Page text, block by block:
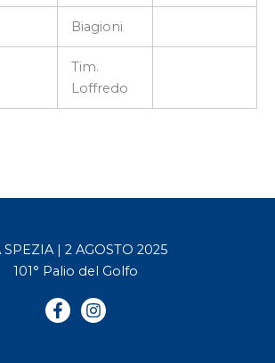
Biagioni
Tim.
Loffredo
SPEZIA | 2 AGOSTO 2025
101° Palio del Golfo